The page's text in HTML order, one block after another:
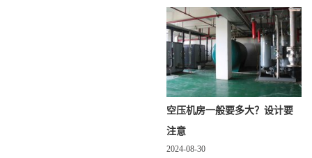
空压机房一般要多大？设计要
注意
2024-08-30